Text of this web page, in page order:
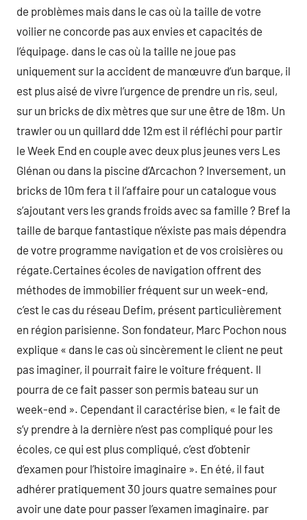
de problèmes mais dans le cas où la taille de votre
voilier ne concorde pas aux envies et capacités de
l’équipage. dans le cas où la taille ne joue pas
uniquement sur la accident de manœuvre d’un barque, il
est plus aisé de vivre l’urgence de prendre un ris, seul,
sur un bricks de dix mètres que sur une être de 18m. Un
trawler ou un quillard dde 12m est il réfléchi pour partir
le Week End en couple avec deux plus jeunes vers Les
Glénan ou dans la piscine d’Arcachon ? Inversement, un
bricks de 10m fera t il l’affaire pour un catalogue vous
s’ajoutant vers les grands froids avec sa famille ? Bref la
taille de barque fantastique n’éxiste pas mais dépendra
de votre programme navigation et de vos croisières ou
régate.Certaines écoles de navigation offrent des
méthodes de immobilier fréquent sur un week-end,
c’est le cas du réseau Defim, présent particulièrement
en région parisienne. Son fondateur, Marc Pochon nous
explique « dans le cas où sincèrement le client ne peut
pas imaginer, il pourrait faire le voiture fréquent. Il
pourra de ce fait passer son permis bateau sur un
week-end ». Cependant il caractérise bien, « le fait de
s’y prendre à la dernière n’est pas compliqué pour les
écoles, ce qui est plus compliqué, c’est d’obtenir
d’examen pour l’histoire imaginaire ». En été, il faut
adhérer pratiquement 30 jours quatre semaines pour
avoir une date pour passer l’examen imaginaire. par